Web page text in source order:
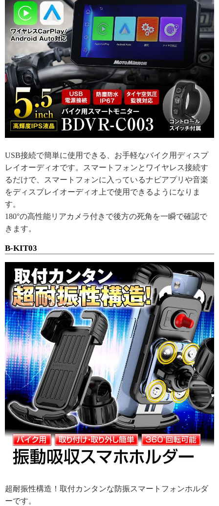
USB接続で簡単に使用できる、お手軽なバイク用ディスプ
レイオーディオです。スマートフォンとワイヤレス接続す
るだけで、スマートフォンに入っているナビアプリや音楽
をディスプレイオーディオ上で使用できるようになりま
す。
180°の高性能リアカメラ付きで後方の死角を一瞬で確認で
きます。
B-KIT03
超耐振性構造！取付カンタンな防振スマートフォンホルダ
ーです。